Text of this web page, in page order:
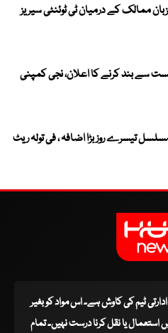
کے میزبان ممالک کے درمیان ٹی ٹوئنٹی سیریز
بس سروس 11 اگست سے بند کرنے کا اعلان، نجی کمپنی
تیسرے روز بڑا اضافہ ، فی تولہ ریٹ
ادارتی ٹیم کی کاوش ہے۔ اس مواد کو بغیر
یا نقل کرنا درست نہیں۔ تمام